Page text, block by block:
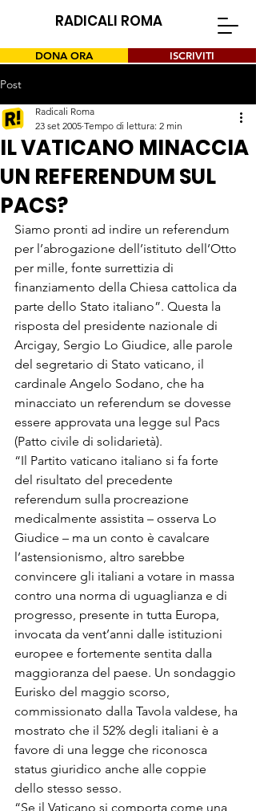
RADICALI ROMA
DONA ORA ISCRIVITI
Post
IL VATICANO MINACCIA
UN REFERENDUM SUL
PACS?
Radicali Roma
23 set 2005 Tempo di lettura: 2 min
Siamo pronti ad indire un referendum
per l’abrogazione dell’istituto dell’Otto
per mille, fonte surrettizia di
finanziamento della Chiesa cattolica da
parte dello Stato italiano”. Questa la
risposta del presidente nazionale di
Arcigay, Sergio Lo Giudice, alle parole
del segretario di Stato vaticano, il
cardinale Angelo Sodano, che ha
minacciato un referendum se dovesse
essere approvata una legge sul Pacs
(Patto civile di solidarietà).
“Il Partito vaticano italiano si fa forte
del risultato del precedente
referendum sulla procreazione
medicalmente assistita – osserva Lo
Giudice – ma un conto è cavalcare
l’astensionismo, altro sarebbe
convincere gli italiani a votare in massa
contro una norma di uguaglianza e di
progresso, presente in tutta Europa,
invocata da vent’anni dalle istituzioni
europee e fortemente sentita dalla
maggioranza del paese. Un sondaggio
Eurisko del maggio scorso,
commissionato dalla Tavola valdese, ha
mostrato che il 52% degli italiani è a
favore di una legge che riconosca
status giuridico anche alle coppie
dello stesso sesso.
“Se il Vaticano si comporta come una